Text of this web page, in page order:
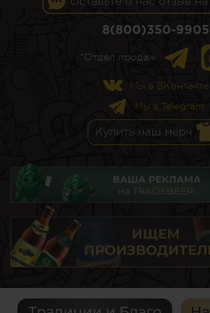
8(800)350-9905
*Отдел продаж
Мы в ВКонтакте
Мы в Telegram